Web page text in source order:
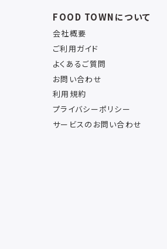
FOOD TOWNについて
会社概要
ご利用ガイド
よくあるご質問
お問い合わせ
利用規約
プライバシーポリシー
サービスのお問い合わせ